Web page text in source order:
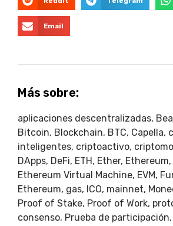
Email
Más sobre:
aplicaciones descentralizadas,
Bitcoin, Blockchain, BTC, Capella,
inteligentes, criptoactivo,
DApps, DeFi, ETH, Ether, Ethereum,
Ethereum Virtual Machine, EVM,
Ethereum, gas, ICO, mainnet,
Proof of Stake, Proof of Work,
consenso, Prueba de participación,